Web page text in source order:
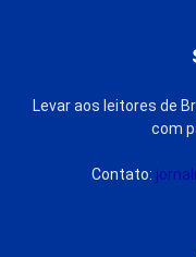
Levar aos leitores de
com
Contato: